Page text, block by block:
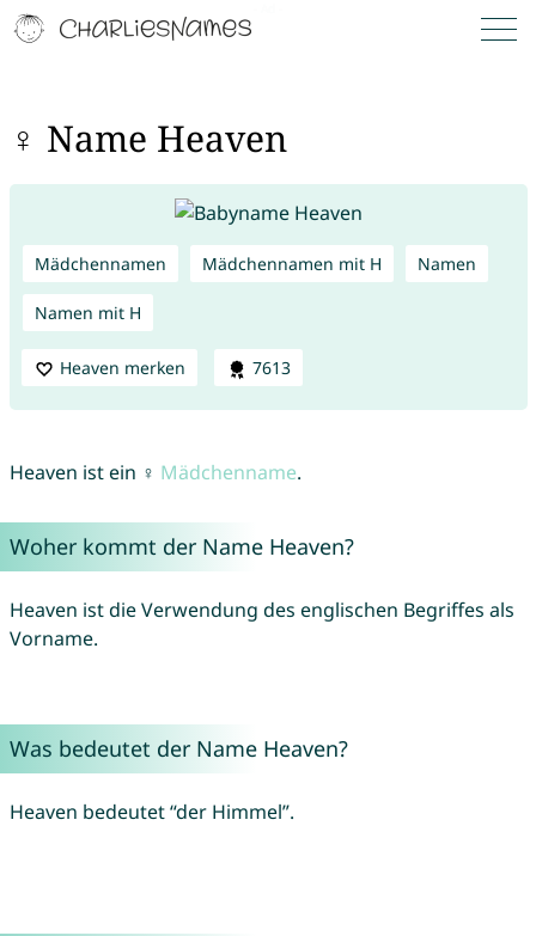
♀ Name Heaven
Mädchennamen Mädchennamen mit H Namen
Namen mit H
Heaven merken 7613
Heaven ist ein ♀ Mädchenname.
Woher kommt der Name Heaven?
Heaven ist die Verwendung des englischen Begriffes als
Vorname.
Was bedeutet der Name Heaven?
Heaven bedeutet “der Himmel”.